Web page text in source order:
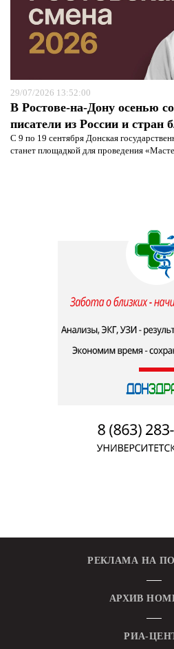
29/07/2026 13:52:00
В Ростове-на-Дону осенью
писатели из России и стран
С 9 по 19 сентября Донская
станет площадкой для проведения
РЕКЛАМА НА
АРХИВ
РИА-